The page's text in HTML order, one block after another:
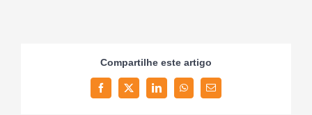
Compartilhe este artigo
FacebookTwitterLinkedInWhatsAppEmail